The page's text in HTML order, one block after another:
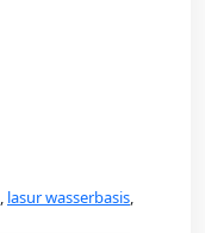
, lasur wasserbasis,